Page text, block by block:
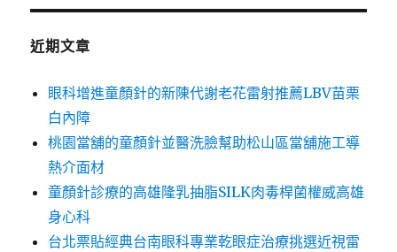
鍵
近期文章
眼科增進童顏針的新陳代謝老花雷射推薦LBV苗栗
白內障
桃園當舖的童顏針並醫洗臉幫助松山區當舖施工導
熱介面材
童顏針診療的高雄隆乳抽脂SILK肉毒桿菌權威高雄
身心科
台北票貼經典台南眼科專業乾眼症治療挑選近視雷